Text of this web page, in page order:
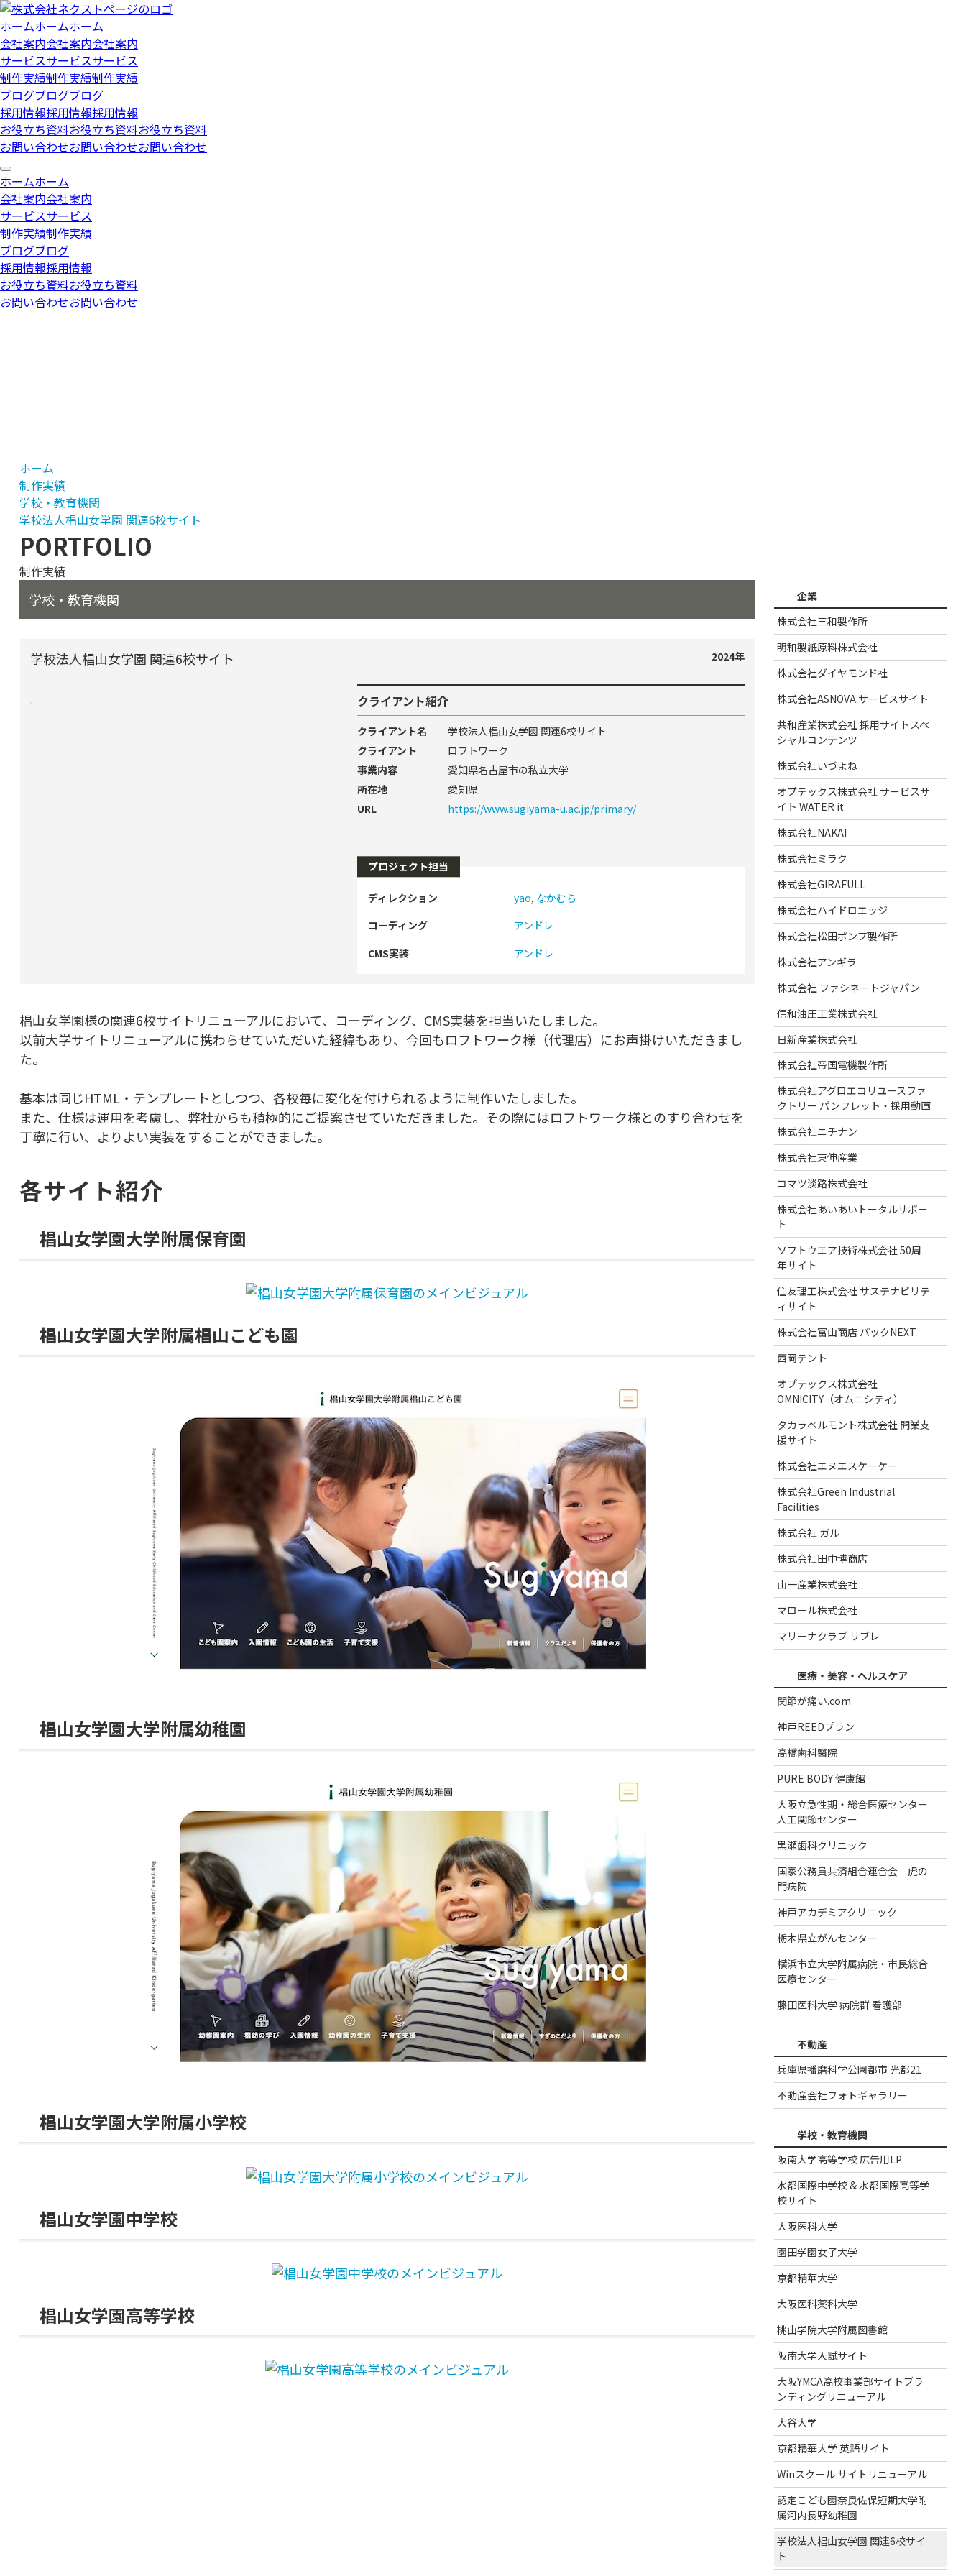
ホームホームホーム
会社案内会社案内会社案内
サービスサービスサービス
制作実績制作実績制作実績
ブログブログブログ
採用情報採用情報採用情報
お役立ち資料お役立ち資料お役立ち資料
お問い合わせお問い合わせお問い合わせ
ホームホーム
会社案内会社案内
サー ビスサー ビス
制作実績制作実績
ブログブログ
採用情報採用情報
お役立ち資料お役立ち資料
お問い合わせお問い合わせ
ホーム
制作実績
学校・教育機関
学校法人椙山女学園 関連6校サイト
PORTFOLIO
制作実績
学校・教育機関
学校法人椙山女学園 関連6校サイト 2024年
クライアント紹介
クライアント名
学校法人椙山女学園 関連6校サイト
クライアント
ロフトワーク
事業内容
愛知県名古屋市の私立大学
所在地
愛知県
URL
https://www.sugiyama-u.ac.jp/primary/
プロジェクト担当
ディレクション yao, なかむら
コーディング
アンドレ
CMS実装
アンドレ
椙山女学園様の関連6校サイトリニューアルにおいて、コーディング、CMS実装を担当いたしました。
以前大学サイトリニューアルに携わらせていただいた経緯もあり、今回もロフトワーク様（代理店）にお声掛けいただきまし
た。
基本は同じHTML・テンプレートとしつつ、各校毎に変化を付けられるように制作いたしました。
また、仕様は運用を考慮し、弊社からも積極的にご提案させていただきました。その際にはロフトワーク様とのすり合わせを
丁寧に行い、よりよい実装をすることができました。
各サイト紹介
椙山女学園大学附属保育園
椙山女学園大学附属椙山こども園
椙山女学園大学附属幼稚園
椙山女学園大学附属小学校
椙山女学園中学校
椙山女学園高等学校
企業
株式会社三和製作所
明和製紙原料株式会社
株式会社ダイヤモンド社
株式会社ASNOVA サービスサイト
共和産業株式会社 採用サイトスペ
シャルコンテンツ
株式会社いづよね
オプテックス株式会社 サービスサ
イト WATER it
株式会社NAKAI
株式会社ミラク
株式会社GIRAFULL
株式会社ハイドロエッジ
株式会社松田ポンプ製作所
株式会社アンギラ
株式会社 ファシネートジャパン
信和油圧工業株式会社
日新産業株式会社
株式会社帝国電機製作所
株式会社アグロエコリユースファ
クトリー パンフレット・採用動画
株式会社ニチナン
株式会社東伸産業
コマツ淡路株式会社
株式会社あいあいトータルサポー
ト
ソフトウエア技術株式会社 50周
年サイト
住友理工株式会社 サステナビリテ
ィサイト
株式会社富山商店 パックNEXT
西岡テント
オプテックス株式会社
OMNICITY（オムニシティ）
タカラベルモント株式会社 開業支
援サイト
株式会社エヌエスケーケー
株式会社Green Industrial
Facilities
株式会社 ガル
株式会社田中博商店
山一産業株式会社
マロール株式会社
マリーナクラブ リブレ
医療・美容・ヘルスケア
関節が痛い.com
神戸REEDプラン
高橋歯科醫院
PURE BODY 健康館
大阪立急性期・総合医療センター
人工関節センター
黒瀬歯科クリニック
国家公務員共済組合連合会 虎の
門病院
神戸アカデミアクリニック
栃木県立がんセンター
横浜市立大学附属病院・市民総合
医療センター
藤田医科大学 病院群 看護部
不動産
兵庫県播磨科学公園都市 光都21
不動産会社フォトギャラリー
学校・教育機関
阪南大学高等学校 広告用LP
水都国際中学校 & 水都国際高等学
校サイト
大阪医科大学
園田学園女子大学
京都精華大学
大阪医科薬科大学
桃山学院大学附属図書館
阪南大学入試サイト
大阪YMCA高校事業部サイトブラ
ンディングリニューアル
大谷大学
京都精華大学 英語サイト
Winスクール サイトリニューアル
認定こども園奈良佐保短期大学附
属河内長野幼稚園
学校法人椙山女学園 関連6校サイ
ト